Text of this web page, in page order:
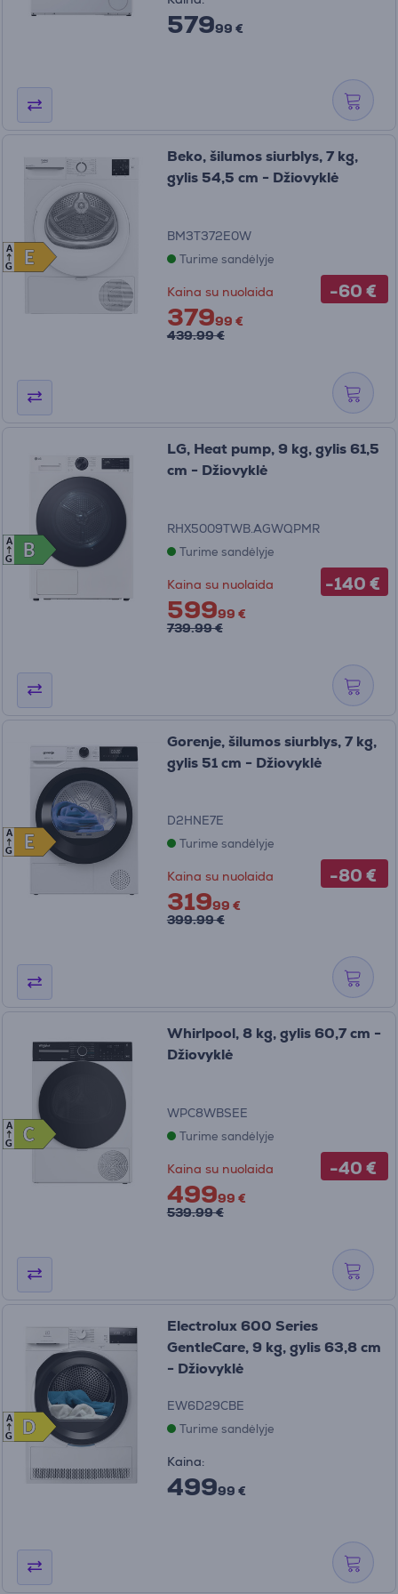
57999 €
-60 €
E
E
A
G
Beko, šilumos siurblys, 7 kg,
gylis 54,5 cm - Džiovyklė
BM3T372E0W
Turime sandėlyje
Kaina su nuolaida
37999 €
439.99 €
-140 €
B
B
A
G
LG, Heat pump, 9 kg, gylis 61,5
cm - Džiovyklė
RHX5009TWB.AGWQPMR
Turime sandėlyje
Kaina su nuolaida
59999 €
739.99 €
-80 €
E
E
A
G
Gorenje, šilumos siurblys, 7 kg,
gylis 51 cm - Džiovyklė
D2HNE7E
Turime sandėlyje
Kaina su nuolaida
31999 €
399.99 €
-40 €
C
C
A
G
Whirlpool, 8 kg, gylis 60,7 cm -
Džiovyklė
WPC8WBSEE
Turime sandėlyje
Kaina su nuolaida
49999 €
539.99 €
D
D
A
G
Electrolux 600 Series
GentleCare, 9 kg, gylis 63,8 cm
- Džiovyklė
EW6D29CBE
Turime sandėlyje
Kaina:
49999 €